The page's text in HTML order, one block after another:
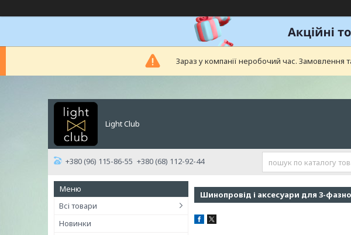
Зараз у компанії неробочий час. Замовлення
Light Club
+380 (96) 115-86-55 +380 (68) 112-92-44
Всі товари
Новинки
Шинопровід і аксесуари для 3-